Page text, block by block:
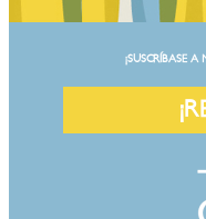
¡SUSCRÍBASE